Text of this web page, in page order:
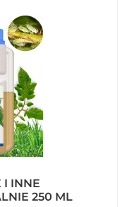
I INNE
250 ML